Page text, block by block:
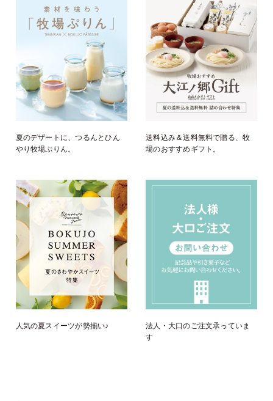
夏のデザートに、つるんとひん
やり牧場ぷりん。
送料込み＆送料無料で贈る、牧
場のおすすめギフト。
人気の夏スイーツが勢揃い♪
法人・大口のご注文承っていま
す